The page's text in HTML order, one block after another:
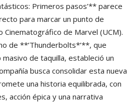
Primeros pasos’** parece
para marcar un punto de
Cinematográfico de Marvel (UCM).
de **’Thunderbolts*’**, que
de taquilla, estableció un
busca consolidar esta nueva
una historia equilibrada, con
acción épica y una narrativa